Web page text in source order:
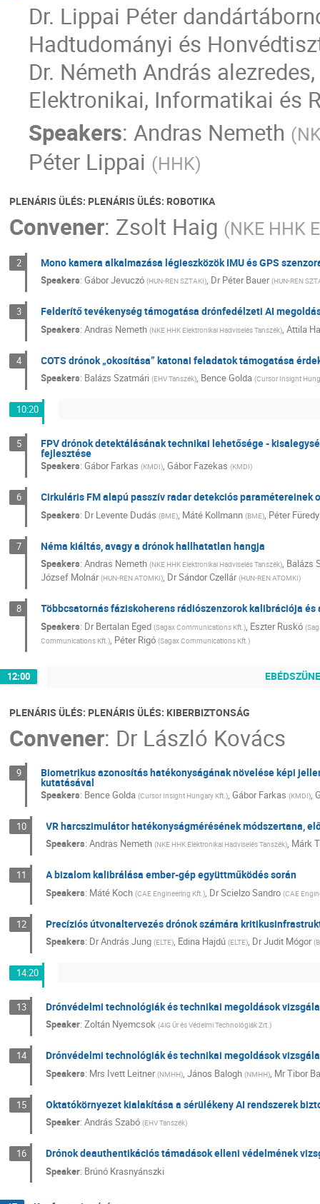
Dr. Lippai Péter
Hadtudományi és
Dr. Németh András
Elektronikai, Informatikai és
Speakers: Andras Nemeth (
Péter Lippai (HHK)
PLENÁRIS ÜLÉS: PLENÁRIS ÜLÉS: ROBOTIKA
Convener: Zsolt Haig (NKE HHK
2 Mono kamera alkalmazása légieszközök IMU és GPS
Speakers:Gábor Jevuczó (HUN-REN SZTAKI), DrPéter Bauer (HUN-REN
3 Felderítő tevékenység támogatása drónfedélzeti AI
Speakers:Andras Nemeth (NKE HHK Elektronikai Hadviselés Tanszék),Attila
4 COTS drónok „okosítása” katonai feladatok támogatása
Speakers: Balázs Szatmári (EHV Tanszék), Bence Golda (Cursor Insight
10:20
5 FPV drónok detektálásának technikai lehetősége -
fejlesztése
Speakers:Gábor Farkas (KMDI),Gábor Fazekas (KMDI)
6 Cirkuláris FM alapú passzív radar detekciós paramétereinek
Speakers: DrLevente Dudás (BME), Máté Kollmann (BME), Péter Füredy
7 Néma kiáltás, avagy a drónok hallhatatlan hangja
Speakers:Andras Nemeth (NKE HHK Elektronikai Hadviselés Tanszék), Balázs
József Molnár (HUN-REN ATOMKI), DrSándor Czellár (HUN-REN ATOMKI)
8 Többcsatornás fáziskoherens rádiószenzorok kalibrációja és
Speakers: DrBertalan Eged (Sagax Communications Kft.), Eszter Ruskó (
Communications Kft.), Péter Rigó (Sagax Communications Kft.)
12:00
PLENÁRIS ÜLÉS: PLENÁRIS ÜLÉS: KIBERBIZTONSÁG
Convener: Dr László Kovács
9 Biometrikus azonosítás hatékonyságának növelése képi
kutatásával
Speakers: Bence Golda (Cursor Insight Hungary Kft.),Gábor Farkas (KMDI),
10 VR harcszimulátor hatékonyságmérésének módszertana,
Speakers:Andras Nemeth (NKE HHK Elektronikai Hadviselés Tanszék), Márk
11 A bizalom kalibrálása ember-gép együttműködés során
Speakers: Máté Koch (CAE Engineering Kft.), DrScielzo Sandro (CAE
12 Precíziós útvonaltervezés drónok számára
Speakers: DrAndrás Jung (ELTE), Edina Hajdú (ELTE), DrJudit Mógor (
14:20
13 Drónvédelmi technológiák és technikai megoldások
Speaker:Zoltán Nyemcsok (4iG Űr és Védelmi Technológiák Zrt.)
14 Drónvédelmi technológiák és technikai megoldások
Speakers: Mrs Ivett Leitner (NMHH),János Balogh (NMHH), MrTibor
15 Oktatókörnyezet kialakítása a sérülékeny AI rendszerek
Speaker:András Szabó (EHV Tanszék)
16 Drónok deauthentikációs támadások elleni védelmének
Speaker: Brúnó Krasnyánszki